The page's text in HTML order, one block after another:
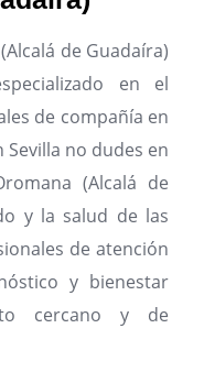
de Guadaíra)
en el
de compañía en
no dudes en
(Alcalá de
y la salud de las
de atención
y bienestar
cercano y de